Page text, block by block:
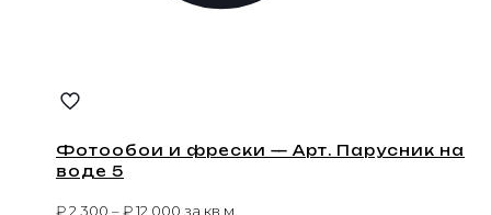
Фотообои и фрески — Арт. Парусник на
воде 5
₽2 300 –₽12 000 за кв.м.